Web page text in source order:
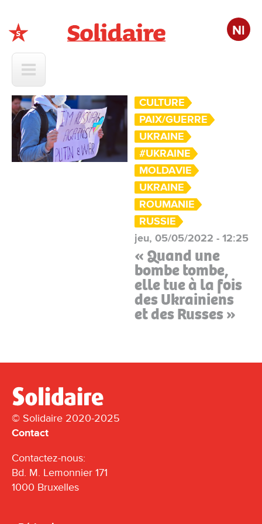
Nl
CULTURE
PAIX/GUERRE
UKRAINE
#UKRAINE
MOLDAVIE
UKRAINE
ROUMANIE
RUSSIE
jeu, 05/05/2022 - 12:25
« Quand une
bombe tombe,
elle tue à la fois
des Ukrainiens
et des Russes »
© Solidaire 2020-2025
Contact
Contactez-nous:
Bd. M. Lemonnier 171
1000 Bruxelles